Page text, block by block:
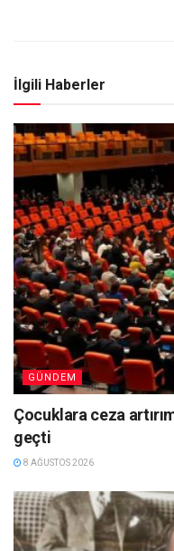
İlgili Haberler
GÜNDEM
Çocuklara ceza
geçti
8 AĞUSTOS 2026